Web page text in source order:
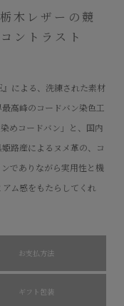
木レザーの競
ントラスト
による、洗練された素材
高峰のコードバン染色工
めコードバン」と、国内
路産によるヌメ革の、コ
でありながら実用性と機
ム感をもたらしてくれ
お支払方法
ギフト包装